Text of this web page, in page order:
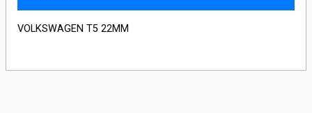
VOLKSWAGEN T5 22MM